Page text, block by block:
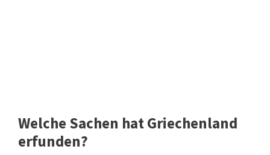
Welche Sachen hat Griechenland
erfunden?